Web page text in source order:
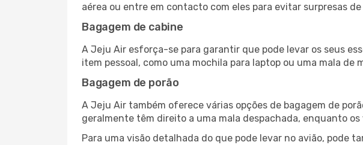
aérea ou entre em contacto com eles para evitar surpresas
Bagagem de cabine
A Jeju Air esforça-se para garantir que pode levar os seus
item pessoal, como uma mochila para laptop ou uma mala
Bagagem de porão
A Jeju Air também oferece várias opções de bagagem de
geralmente têm direito a uma mala despachada, enquanto
Para uma visão detalhada do que pode levar no avião, pode